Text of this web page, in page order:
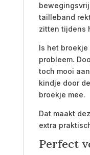
tailleband
zitten tijdens
Is het broekje
probleem.
toch mooi
kindje door
broekje mee.
Dat maakt
extra
Perfect